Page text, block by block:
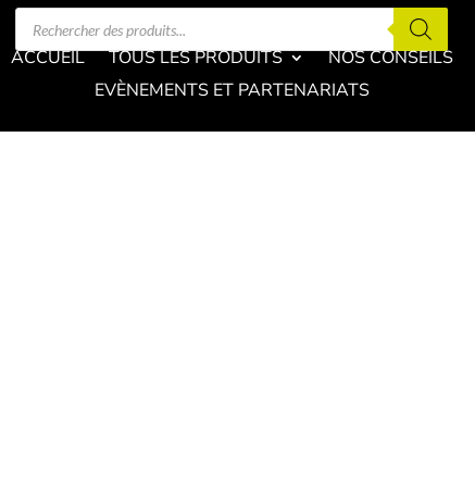
Recherche
ACCUEIL TOUS LES PRODUITS
NOS CONSEILS
EVÈNEMENTS ET PARTENARIATS